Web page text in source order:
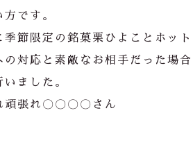
です。
節限定の銘菓栗ひよことホット
対応と素敵なお相手だった場合
ました。
張れ〇〇〇〇さん